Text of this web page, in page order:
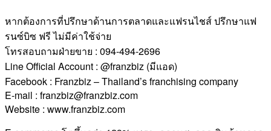
หากต้องการที่ปรึกษาด้านการตลาดและแฟรนไชส์ ปรึกษาแฟ
รนซ์บิซ ฟรี ไม่มีค่าใช้จ่าย
โทรสอบถามฝ่ายขาย : 094-494-2696
Line Official Account : @franzbiz (มีแอด)
Facebook : Franzbiz – Thailand’s franchising company
E-mail : franzbiz@franzbiz.com
Website : www.franzbiz.com